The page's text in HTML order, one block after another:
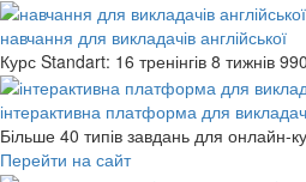
навчання для викладачів англійської
Курс Standart: 16 тренінгів 8 тижнів
інтерактивна платформа для
Більше 40 типів завдань для онлайн-
Перейти на сайт